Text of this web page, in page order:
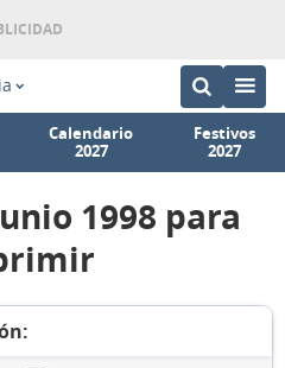
Calendario
2027
Festivos
2027
1998 para